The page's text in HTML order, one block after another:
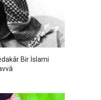
Bir İslami